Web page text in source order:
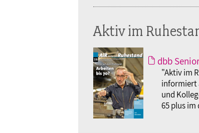
Aktiv im
dbb
"Aktiv im
informiert
und
65 plus im